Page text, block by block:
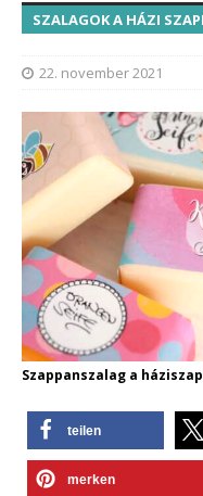
SZALAGOK A HÁZI
22. november 2021
Szappanszalag a
teilen
merken